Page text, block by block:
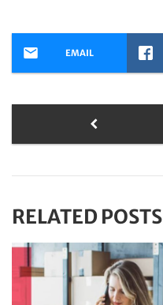
EMAIL
RELATED POSTS